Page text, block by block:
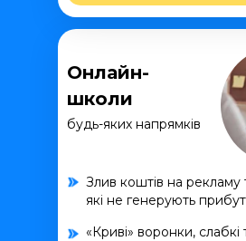
Онлайн-
школи
будь-яких напрямків
Злив коштів на рекламу
які не генерують
«Криві» воронки,